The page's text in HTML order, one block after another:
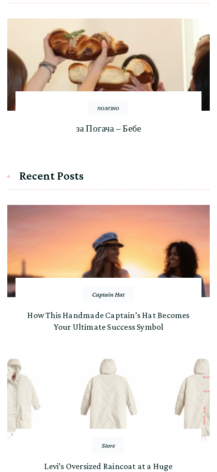
полезно
за Погача – Бебе
Recent Posts
Captain Hat
How This Handmade Captain’s Hat Becomes
Your Ultimate Success Symbol
Store
Levi’s Oversized Raincoat at a Huge